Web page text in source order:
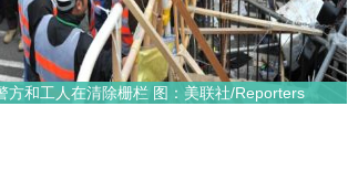
方和工人在清除栅栏 图：美联社/Reporters